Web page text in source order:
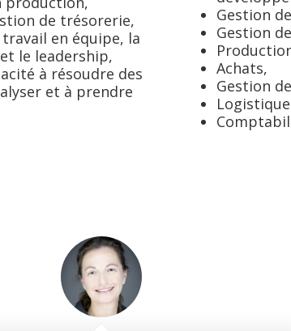
de trésorerie,
en équipe, la
le leadership,
à résoudre des
et à prendre
Gestion
Gestion
Achats,
Gestion